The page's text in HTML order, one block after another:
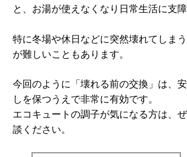
と、お湯が使えなくなり日常生活に支障
特に冬場や休日などに突然壊れてしま
が難しいこともあります。
今回のように「壊れる前の交換」は、
しを保つうえで非常に有効です。
エコキュートの調子が気になる方は、
談ください。